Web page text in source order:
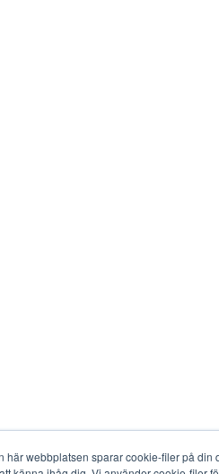
här webbplatsen sparar cookie-filer på din